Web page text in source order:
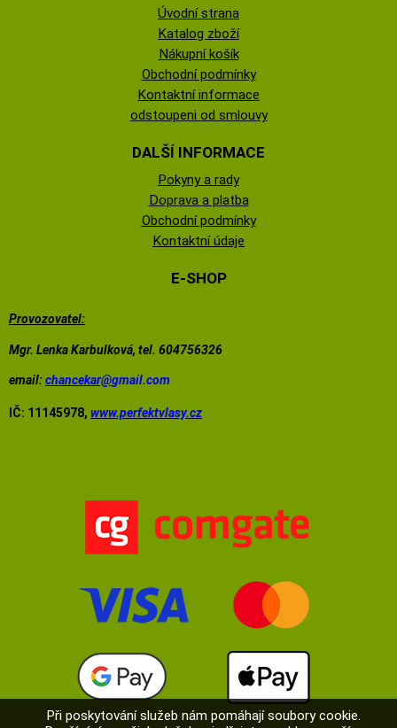
Úvodní strana
Katalog zboží
Nákupní košík
Obchodní podmínky
Kontaktní informace
odstoupeni od smlouvy
DALŠÍ INFORMACE
Pokyny a rady
Doprava a platba
Obchodní podmínky
Kontaktní údaje
E-SHOP
Provozovatel:
Mgr. Lenka Karbulková, tel. 604756326
email:chancekar@gmail.com
IČ: 11145978, www.perfektvlasy.cz
Při poskytování služeb nám pomáhají soubory cookie.